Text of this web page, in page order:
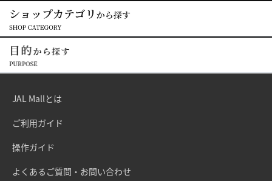
JAL Mallとは
ご利用ガイド
操作ガイド
よくあるご質問・お問い合わせ